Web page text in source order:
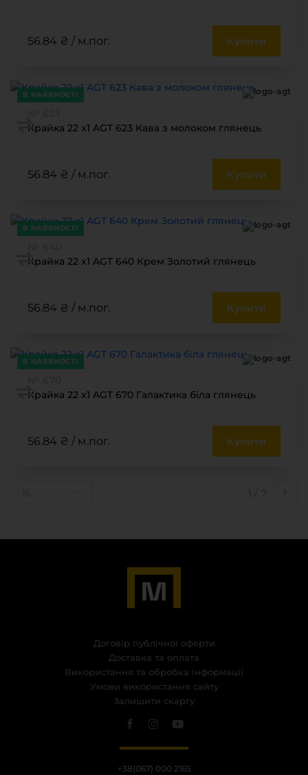
56.84 ₴ / м.пог. Купити
В НАЯВНОСТІ
Крайка 22 x1 AGT 623 Кава з молоком глянець
56.84 ₴ / м.пог. Купити
В НАЯВНОСТІ
Крайка 22 x1 AGT 640 Крем Золотий глянець
56.84 ₴ / м.пог. Купити
В НАЯВНОСТІ
Крайка 22 x1 AGT 670 Галактика біла глянець
56.84 ₴ / м.пог. Купити
Договір публічної оферти
Доставка та оплата
Використання та обробка інформації
Умови використання сайту
Залишити скаргу
+38(067) 000 2165